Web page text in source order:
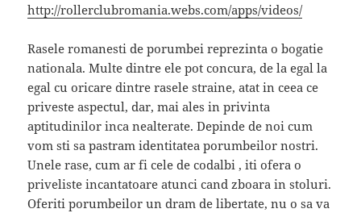
http://rollerclubromania.webs.com/apps/videos/
Rasele romanesti de porumbei reprezinta o bogatie
nationala. Multe dintre ele pot concura, de la egal la
egal cu oricare dintre rasele straine, atat in ceea ce
priveste aspectul, dar, mai ales in privinta
aptitudinilor inca nealterate. Depinde de noi cum
vom sti sa pastram identitatea porumbeilor nostri.
Unele rase, cum ar fi cele de codalbi , iti ofera o
priveliste incantatoare atunci cand zboara in stoluri.
Oferiti porumbeilor un dram de libertate, nu o sa va